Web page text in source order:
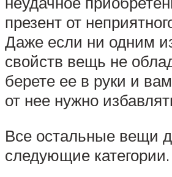
презент от
Даже если ни одним
свойств вещь не
берете ее в руки и
от нее нужно
Все остальные вещи
следующие категории.